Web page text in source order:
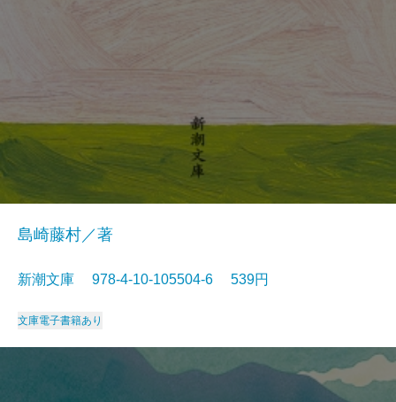
島崎藤村／著
新潮文庫 978-4-10-105504-6 539円
文庫電子書籍あり